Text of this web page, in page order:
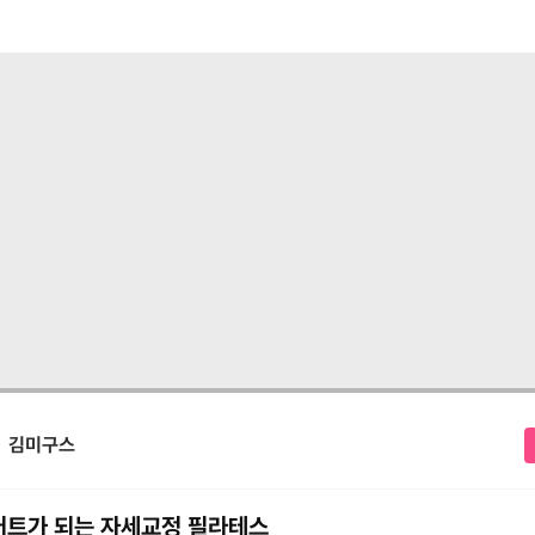
김미구스
트가 되는 자세교정 필라테스